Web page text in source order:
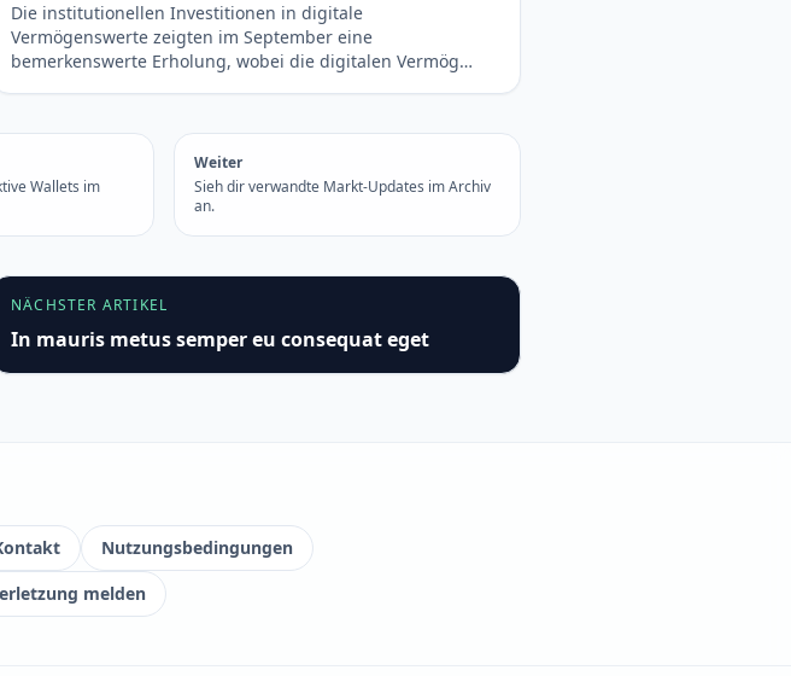
Die institutionellen Investitionen in digitale
Vermögenswerte zeigten im September eine
bemerkenswerte Erholung, wobei die digitalen Vermög…
Wallets im
Weiter
Sieh dir verwandte Markt-Updates im Archiv
an.
NÄCHSTER ARTIKEL
In mauris metus semper eu consequat eget
Nutzungsbedingungen
melden